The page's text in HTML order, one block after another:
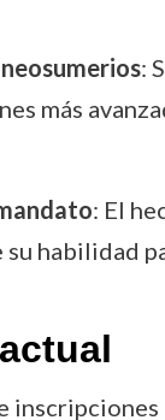
:
más
: El
habilidad